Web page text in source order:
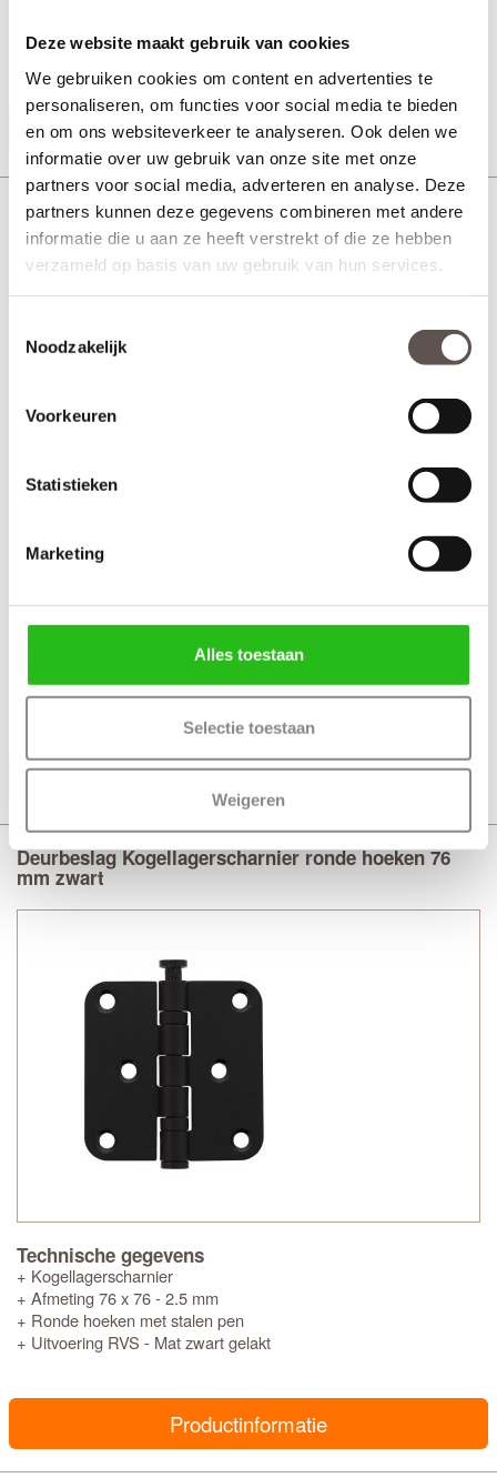
Deze website maakt gebruik van cookies
We gebruiken cookies om content en advertenties te
personaliseren, om functies voor social media te bieden
en om ons websiteverkeer te analyseren. Ook delen we
informatie over uw gebruik van onze site met onze
partners voor social media, adverteren en analyse. Deze
partners kunnen deze gegevens combineren met andere
informatie die u aan ze heeft verstrekt of die ze hebben
verzameld op basis van uw gebruik van hun services.
Noodzakelijk
Voorkeuren
Statistieken
Marketing
Alles toestaan
Selectie toestaan
Weigeren
+ Uitvoering RVS - Mat zwart gelakt
Productinformatie
Deurbeslag Kogellagerscharnier ronde hoeken 76
mm
Technische gegevens
+ Kogellagerscharnier
+ Afmeting 76 x 76 - 2.4 mm
+ Uitvoering gegalvaniseerd staal
Productinformatie
Deurbeslag Kogellagerscharnier ronde hoeken 76
mm zwart
Technische gegevens
+ Kogellagerscharnier
+ Afmeting 76 x 76 - 2.5 mm
+ Ronde hoeken met stalen pen
+ Uitvoering RVS - Mat zwart gelakt
Productinformatie